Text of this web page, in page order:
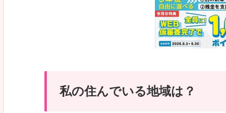
私の住んでいる地域は？